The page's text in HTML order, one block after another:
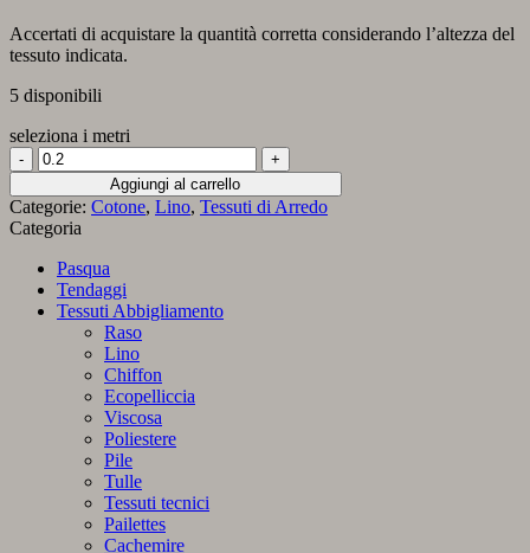
Accertati di acquistare la quantità corretta considerando l’altezza del
tessuto indicata.
5 disponibili
seleziona i metri
Fiandra
Lino
e
cotone
con
fiori
quantità
Aggiungi al carrello
Categorie: Cotone, Lino, Tessuti di Arredo
Categoria
Pasqua
Tendaggi
Tessuti Abbigliamento
Raso
Lino
Chiffon
Ecopelliccia
Viscosa
Poliestere
Pile
Tulle
Tessuti tecnici
Pailettes
Cachemire